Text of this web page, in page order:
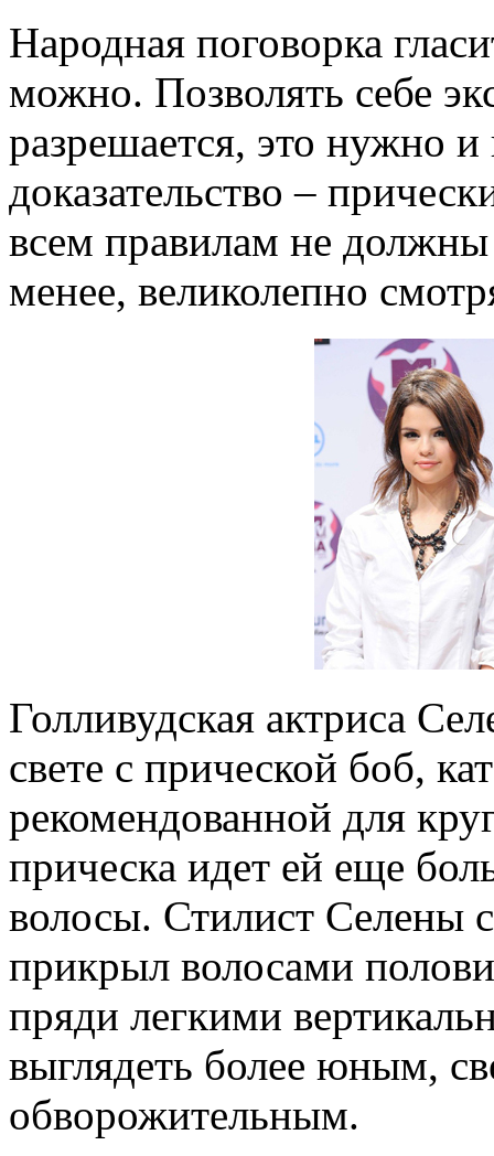
Народная поговорка
можно. Позволять себе
разрешается, это нужно
доказательство –
всем правилам не
менее, великолепно
Голливудская актриса
свете с прической боб,
рекомендованной для
прическа идет ей еще
волосы. Стилист Селены
прикрыл волосами
пряди легкими
выглядеть более юным,
обворожительным.